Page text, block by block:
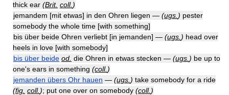
thick ear (Brit. coll. )
jemandem [mit etwas] in den Ohren liegen — (ugs. ) pester
somebody the whole time [with something]
bis über beide Ohren verliebt [in jemanden] — (ugs. ) head over
heels in love [with somebody]
bis über beide od. die Ohren in etwas stecken — (ugs. ) be up to
one's ears in something (coll. )
jemanden übers Ohr hauen — (ugs. ) take somebody for a ride
(fig. coll. ); put one over on somebody (coll. )